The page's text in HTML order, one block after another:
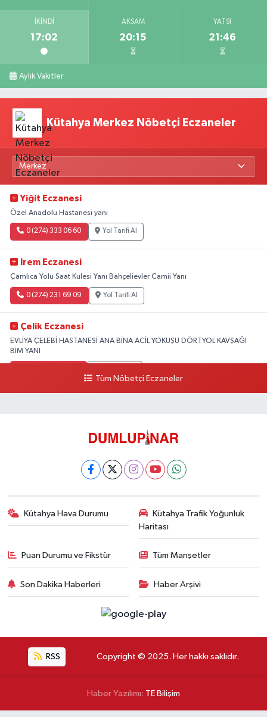
İKINDI
17:02
AKŞAM
20:15
YATSI
21:46
Aylık Vakitler
Kütahya Merkez Nöbetçi Eczaneler
Yiğit Eczanesi
Özel Anadolu Hastanesi yanı
0 (274) 333 06 60 Yol Tarifi Al
Irem Eczanesi
Çamlıca Yolu Saat Kulesi Yanı Bahçelievler Camii Yanı
0 (274) 231 69 09 Yol Tarifi Al
Çelik Eczanesi
EVLİYA ÇELEBİ HASTANESİ ANA BİNA ACİL YOKUŞU DÖRTYOL KAVŞAĞI
BİM YANI
Tüm Nöbetçi Eczaneler
Kütahya Hava Durumu
Kütahya Trafik Yoğunluk
Haritası
Puan Durumu ve Fikstür Tüm Manşetler
Son Dakika Haberleri Haber Arşivi
RSS Copyright © 2025. Her hakkı saklıdır.
Haber Yazılımı: TE Bilişim